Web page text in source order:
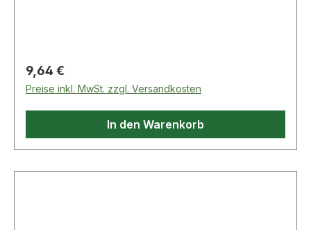
Regulärer Preis:
9,64 €
Preise inkl. MwSt. zzgl. Versandkosten
In den Warenkorb